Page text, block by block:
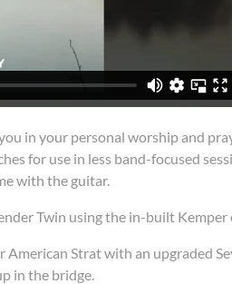
in your personal worship and
for use in less band-focused
with the guitar.
Twin using the in-built Kemper
Strat with an upgraded
in the bridge.